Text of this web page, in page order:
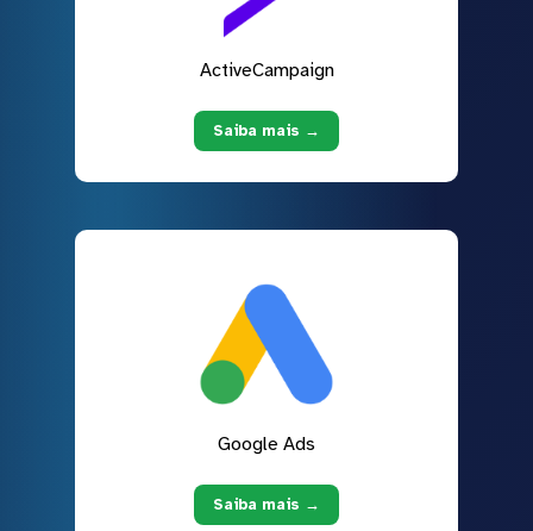
ActiveCampaign
Saiba mais →
Google Ads
Saiba mais →